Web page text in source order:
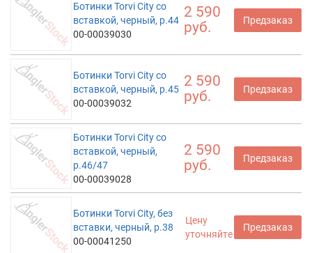
Ботинки Torvi City со
вставкой, черный, р.44
00-00039030
2 590
руб.
Предзаказ
Ботинки Torvi City со
вставкой, черный, р.45
00-00039032
2 590
руб.
Предзаказ
Ботинки Torvi City со
вставкой, черный,
р.46/47
00-00039028
2 590
руб.
Предзаказ
Ботинки Torvi City, без
вставки, черный, р.38
00-00041250
Цену
уточняйте
Предзаказ